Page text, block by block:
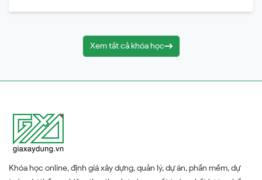
Xem tất cả khóa học
Khóa học online, định giá xây dựng, quản lý, dự án, phần mềm, dự